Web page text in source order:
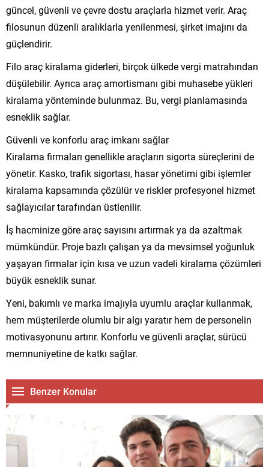
güncel, güvenli ve çevre dostu araçlarla hizmet verir. Araç
filosunun düzenli aralıklarla yenilenmesi, şirket imajını da
güçlendirir.
Filo araç kiralama giderleri, birçok ülkede vergi matrahından
düşülebilir. Ayrıca araç amortismanı gibi muhasebe yükleri
kiralama yönteminde bulunmaz. Bu, vergi planlamasında
esneklik sağlar.
Güvenli ve konforlu araç imkanı sağlar
Kiralama firmaları genellikle araçların sigorta süreçlerini de
yönetir. Kasko, trafik sigortası, hasar yönetimi gibi işlemler
kiralama kapsamında çözülür ve riskler profesyonel hizmet
sağlayıcılar tarafından üstlenilir.
İş hacminize göre araç sayısını artırmak ya da azaltmak
mümkündür. Proje bazlı çalışan ya da mevsimsel yoğunluk
yaşayan firmalar için kısa ve uzun vadeli kiralama çözümleri
büyük esneklik sunar.
Yeni, bakımlı ve marka imajıyla uyumlu araçlar kullanmak,
hem müşterilerde olumlu bir algı yaratır hem de personelin
motivasyonunu artırır. Konforlu ve güvenli araçlar, sürücü
memnuniyetine de katkı sağlar.
Benzer Konular